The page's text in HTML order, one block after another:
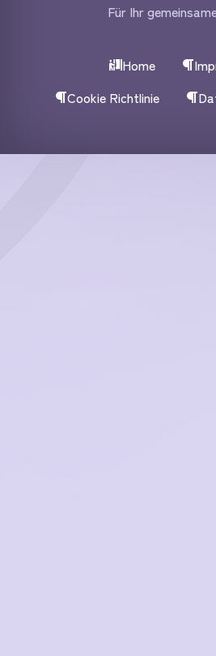
Für Ihr
Home
Cookie Richtlinie